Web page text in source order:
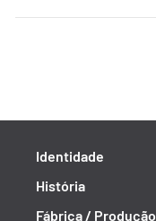
Identidade
História
Fábrica / Produção